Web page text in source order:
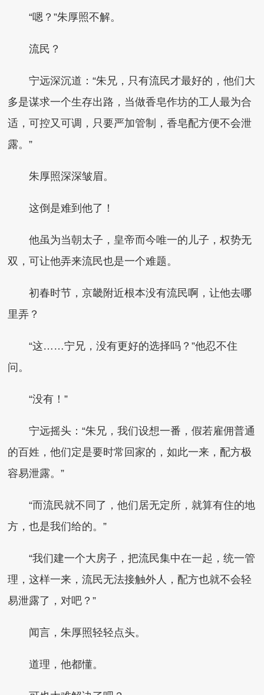
“嗯？”朱厚照不解。
流民？
宁远深沉道：“朱兄，只有流民才最好的，他们大
多是谋求一个生存出路，当做香皂作坊的工人最为合
适，可控又可调，只要严加管制，香皂配方便不会泄
露。”
朱厚照深深皱眉。
这倒是难到他了！
他虽为当朝太子，皇帝而今唯一的儿子，权势无
双，可让他弄来流民也是一个难题。
初春时节，京畿附近根本没有流民啊，让他去哪
里弄？
“这……宁兄，没有更好的选择吗？”他忍不住
问。
“没有！”
宁远摇头：“朱兄，我们设想一番，假若雇佣普通
的百姓，他们定是要时常回家的，如此一来，配方极
容易泄露。”
“而流民就不同了，他们居无定所，就算有住的地
方，也是我们给的。”
“我们建一个大房子，把流民集中在一起，统一管
理，这样一来，流民无法接触外人，配方也就不会轻
易泄露了，对吧？”
闻言，朱厚照轻轻点头。
道理，他都懂。